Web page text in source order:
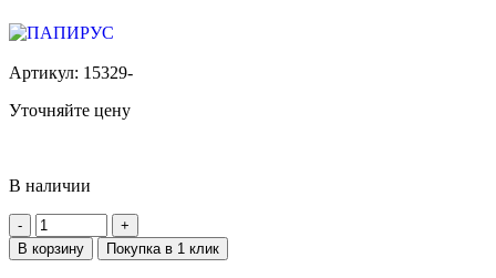
Артикул: 15329-
Уточняйте цену
В наличии
В корзину Покупка в 1 клик